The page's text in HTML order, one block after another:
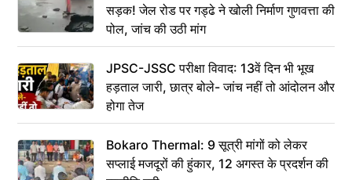
सड़क! जेल रोड पर गड्ढे ने खोली निर्माण गुणवत्ता की
पोल, जांच की उठी मांग
JPSC-JSSC परीक्षा विवाद: 13वें दिन भी भूख
हड़ताल जारी, छात्र बोले- जांच नहीं तो आंदोलन और
होगा तेज
Bokaro Thermal: 9 सूत्री मांगों को लेकर
सप्लाई मजदूरों की हुंकार, 12 अगस्त के प्रदर्शन की